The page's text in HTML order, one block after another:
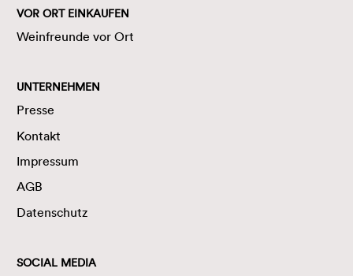
VOR ORT EINKAUFEN
Weinfreunde vor Ort
UNTERNEHMEN
Presse
Kontakt
Impressum
AGB
Datenschutz
SOCIAL MEDIA